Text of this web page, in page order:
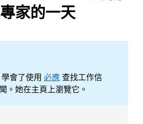
家的一天
會了使用 必應 查找工作信
。她在主頁上瀏覽它。